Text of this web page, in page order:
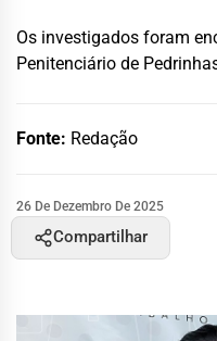
Os investigados foram
Penitenciário de
Fonte: Redação
26 De Dezembro De 2025
Compartilhar